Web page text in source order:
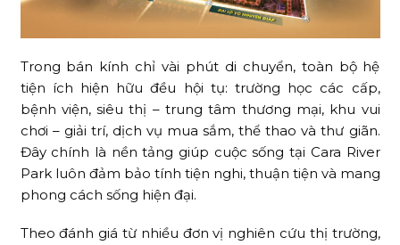
Trong bán kính chỉ vài phút di chuyển, toàn bộ hệ
tiện ích hiện hữu đều hội tụ: trường học các cấp,
bệnh viện, siêu thị – trung tâm thương mại, khu vui
chơi – giải trí, dịch vụ mua sắm, thể thao và thư giãn.
Đây chính là nền tảng giúp cuộc sống tại Cara River
Park luôn đảm bảo tính tiện nghi, thuận tiện và mang
phong cách sống hiện đại.
Theo đánh giá từ nhiều đơn vị nghiên cứu thị trường,